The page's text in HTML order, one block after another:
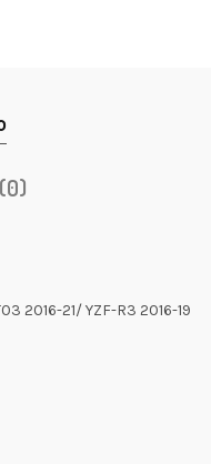
2016-21/ YZF-R3 2016-19